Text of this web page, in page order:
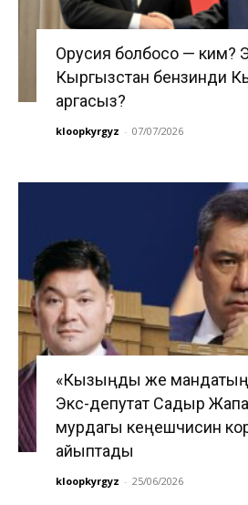
Орусия болбосо — ким?
Кыргызстан бензинди
аргасыз?
kloopkyrgyz - 07/07/2026
«Кызыңды же
Экс-депутат Садыр
мурдагы кеңешчисин
айыптады
kloopkyrgyz - 25/06/2026